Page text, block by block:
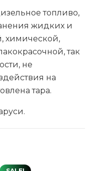
топливо,
жидких и
химической,
так
не
на
тара.